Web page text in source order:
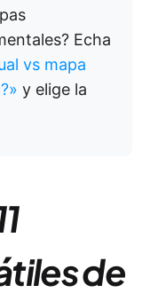
Echa
vs mapa
y elige la
de